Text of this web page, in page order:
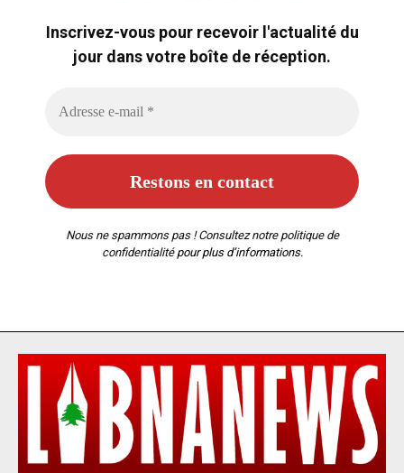
Inscrivez-vous pour recevoir l'actualité du
jour dans votre boîte de réception.
Nous ne spammons pas ! Consultez notre politique de
confidentialitépour plus d’informations.